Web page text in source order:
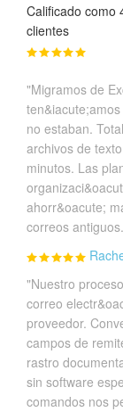
Calificado como
clientes
"Migramos de
no estaban.
archivos de
minutos. Las
ahorr&oacute;
correos
"Nuestro
correo
proveedor.
campos de
rastro
sin software
comandos nos